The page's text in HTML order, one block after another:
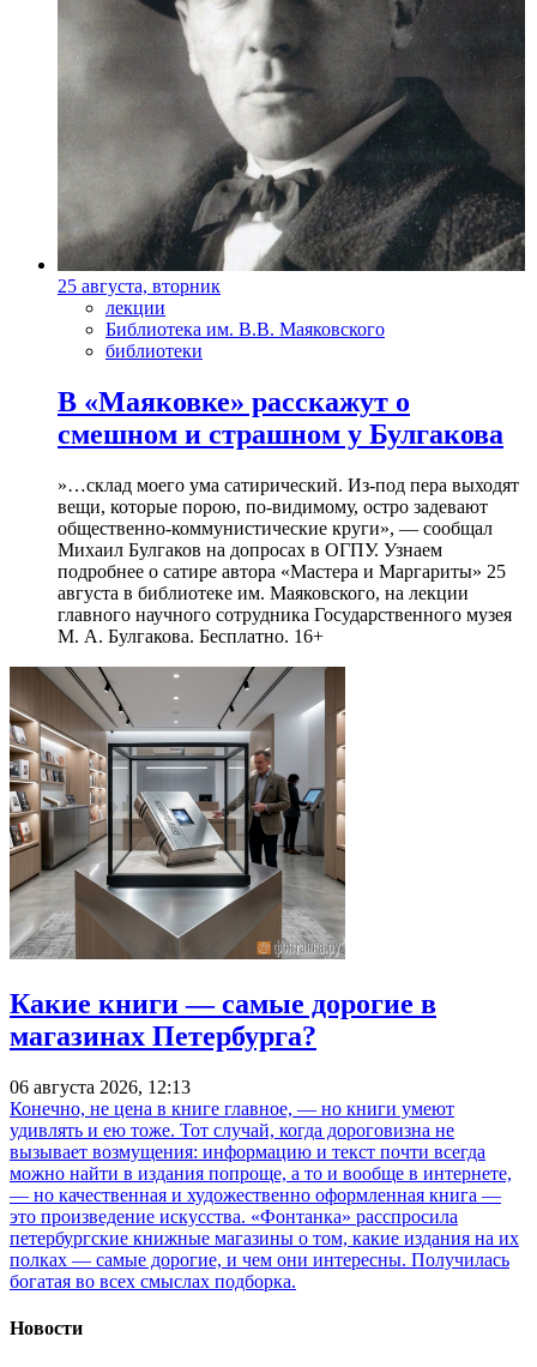
25 августа, вторник
лекции
Библиотека им. В.В. Маяковского
библиотеки
В «Маяковке» расскажут о
смешном и страшном у Булгакова
»…склад моего ума сатирический. Из-под пера выходят
вещи, которые порою, по-видимому, остро задевают
общественно-коммунистические круги», — сообщал
Михаил Булгаков на допросах в ОГПУ. Узнаем
подробнее о сатире автора «Мастера и Маргариты» 25
августа в библиотеке им. Маяковского, на лекции
главного научного сотрудника Государственного музея
М. А. Булгакова. Бесплатно. 16+
Какие книги — самые дорогие в
магазинах Петербурга?
06 августа 2026, 12:13
Конечно, не цена в книге главное, — но книги умеют
удивлять и ею тоже. Тот случай, когда дороговизна не
вызывает возмущения: информацию и текст почти всегда
можно найти в издания попроще, а то и вообще в интернете,
— но качественная и художественно оформленная книга —
это произведение искусства. «Фонтанка» расспросила
петербургские книжные магазины о том, какие издания на их
полках — самые дорогие, и чем они интересны. Получилась
богатая во всех смыслах подборка.
Новости